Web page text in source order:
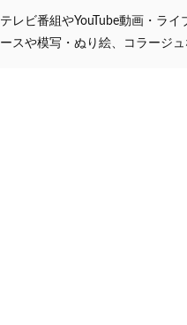
テレビ番組やYouTube動画・ラ
ースや模写・ぬり絵、コラージ